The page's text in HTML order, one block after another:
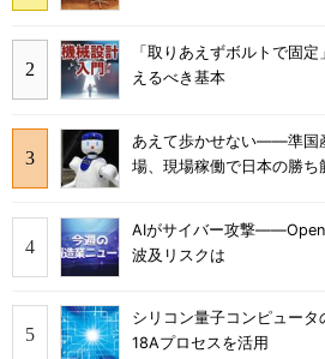
「取りあえずボルトで固
えるべき基本
あえて歩かせない――準国
場、現場稼働で日本の勝ち
AIがサイバー攻撃
波及リスクは
シリコン量子コンピュー
18Aプロセスを活用